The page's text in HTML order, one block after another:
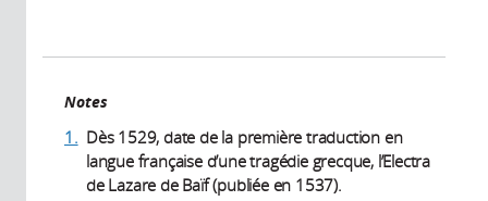
Notes
1. Dès 1529, date de la première traduction en
langue française d’une tragédie grecque, l’Electra
de Lazare de Baïf (publiée en 1537).